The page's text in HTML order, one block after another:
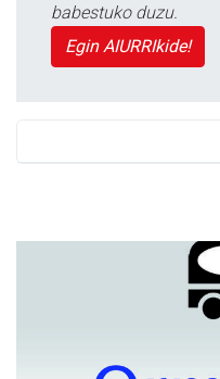
babestuko duzu.
Egin AIURRIkide!